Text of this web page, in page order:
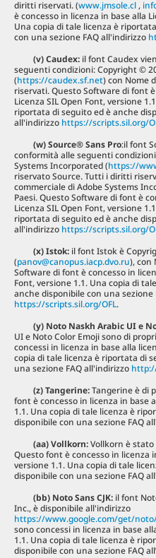
diritti riservati. (www.jmsole.cl ,
è concesso in licenza in base alla
Una copia di tale licenza è
con una sezione FAQ all'indirizzo
(v) Caudex: il font Caudex
seguenti condizioni: Copyright ©
(https://caudex.sf.net) con Nome
riservati. Questo Software di font
Licenza SIL Open Font, versione
riportata di seguito ed è anche
all'indirizzo https://scripts.sil.org/
(w) Source® Sans Pro:il font
conformità alle seguenti
Systems Incorporated (https://
riservato Source. Tutti i diritti
commerciale di Adobe Systems
Paesi. Questo Software di font è
Licenza SIL Open Font, versione
riportata di seguito ed è anche
all'indirizzo https://scripts.sil.org/
(x) Istok: il font Istok è
(panov@canopus.iacp.dvo.ru), con
Software di font è concesso in
Font, versione 1.1. Una copia di
anche disponibile con una sezione
https://scripts.sil.org/OFL.
(y) Noto Naskh Arabic UI e
UI e Noto Color Emoji sono di
concessi in licenza in base alla
copia di tale licenza è riportata di
una sezione FAQ all'indirizzo
(z) Tangerine:Tangerine è di
font è concesso in licenza in base
1.1. Una copia di tale licenza è
disponibile con una sezione FAQ
(aa) Vollkorn:Vollkorn è
Questo font è concesso in licenza
versione 1.1. Una copia di tale
disponibile con una sezione FAQ
(bb) Noto Sans CJK: il font
Inc., è disponibile all'indirizzo
https://www.google.com/get/
sono concessi in licenza in base
1.1. Una copia di tale licenza è
disponibile con una sezione FAQ